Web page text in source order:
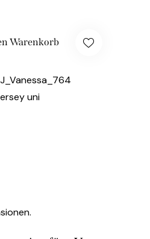
Warenkorb
uni